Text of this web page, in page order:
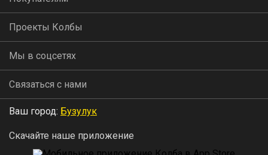
Проекты Колбы
Мы в соцсетях
Связаться с нами
Ваш город: Бузулук
Скачайте наше приложение